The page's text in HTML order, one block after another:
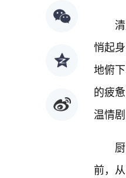
悄起
地俯
的疲
温情剧
前，